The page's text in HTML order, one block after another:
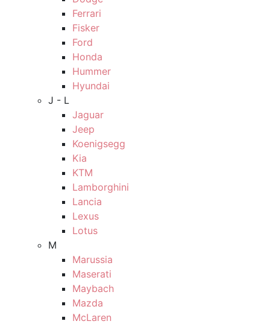
Ferrari
Fisker
Ford
Honda
Hummer
Hyundai
J - L
Jaguar
Jeep
Koenigsegg
Kia
KTM
Lamborghini
Lancia
Lexus
Lotus
M
Marussia
Maserati
Maybach
Mazda
McLaren